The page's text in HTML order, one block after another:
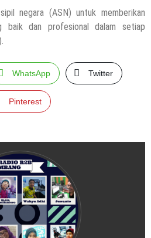
negara (ASN) untuk memberikan
baik dan profesional dalam setiap
WhatsApp Twitter
Pinterest